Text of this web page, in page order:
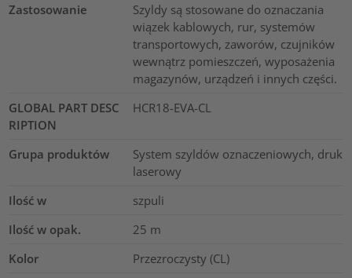
Zastosowanie
Szyldy są stosowane do oznaczania
wiązek kablowych, rur, systemów
transportowych, zaworów, czujników
wewnątrz pomieszczeń, wyposażenia
magazynów, urządzeń i innych części.
GLOBAL PART DESC
RIPTION
HCR18-EVA-CL
Grupa produktów
System szyldów oznaczeniowych, druk
laserowy
Ilość w
szpuli
Ilość w opak.
25 m
Kolor
Przezroczysty (CL)